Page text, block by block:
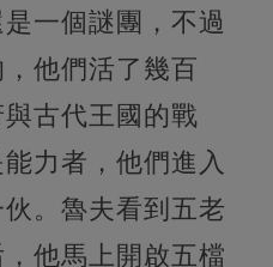
一個謎團，不過
他們活了幾百
古代王國的戰
力者，他們進入
。魯夫看到五老
他馬上開啟五檔